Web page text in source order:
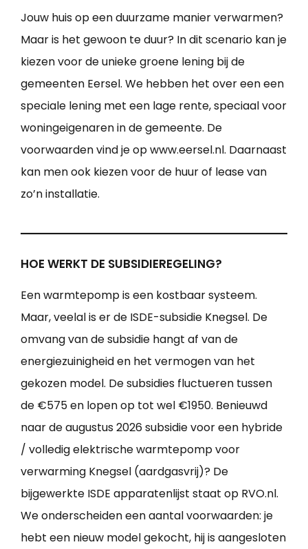
Jouw huis op een duurzame manier verwarmen?
Maar is het gewoon te duur? In dit scenario kan je
kiezen voor de unieke groene lening bij de
gemeenten Eersel. We hebben het over een een
speciale lening met een lage rente, speciaal voor
woningeigenaren in de gemeente. De
voorwaarden vind je op www.eersel.nl. Daarnaast
kan men ook kiezen voor de huur of lease van
zo’n installatie.
HOE WERKT DE SUBSIDIEREGELING?
Een warmtepomp is een kostbaar systeem.
Maar, veelal is er de ISDE-subsidie Knegsel. De
omvang van de subsidie hangt af van de
energiezuinigheid en het vermogen van het
gekozen model. De subsidies fluctueren tussen
de €575 en lopen op tot wel €1950. Benieuwd
naar de augustus 2026 subsidie voor een hybride
/ volledig elektrische warmtepomp voor
verwarming Knegsel (aardgasvrij)? De
bijgewerkte ISDE apparatenlijst staat op RVO.nl.
We onderscheiden een aantal voorwaarden: je
hebt een nieuw model gekocht, hij is aangesloten